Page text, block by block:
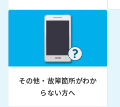
その他・故障箇所がわか
らない方へ